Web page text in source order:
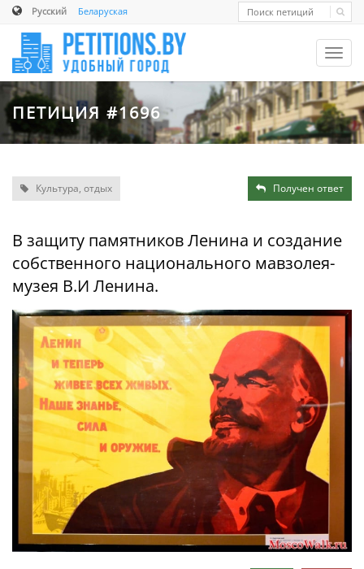
Русский Беларуская
ПЕТИЦИЯ #1696
Культура, отдых Получен ответ
В защиту памятников Ленина и создание
собственного национального мавзолея-
музея В.И Ленина.